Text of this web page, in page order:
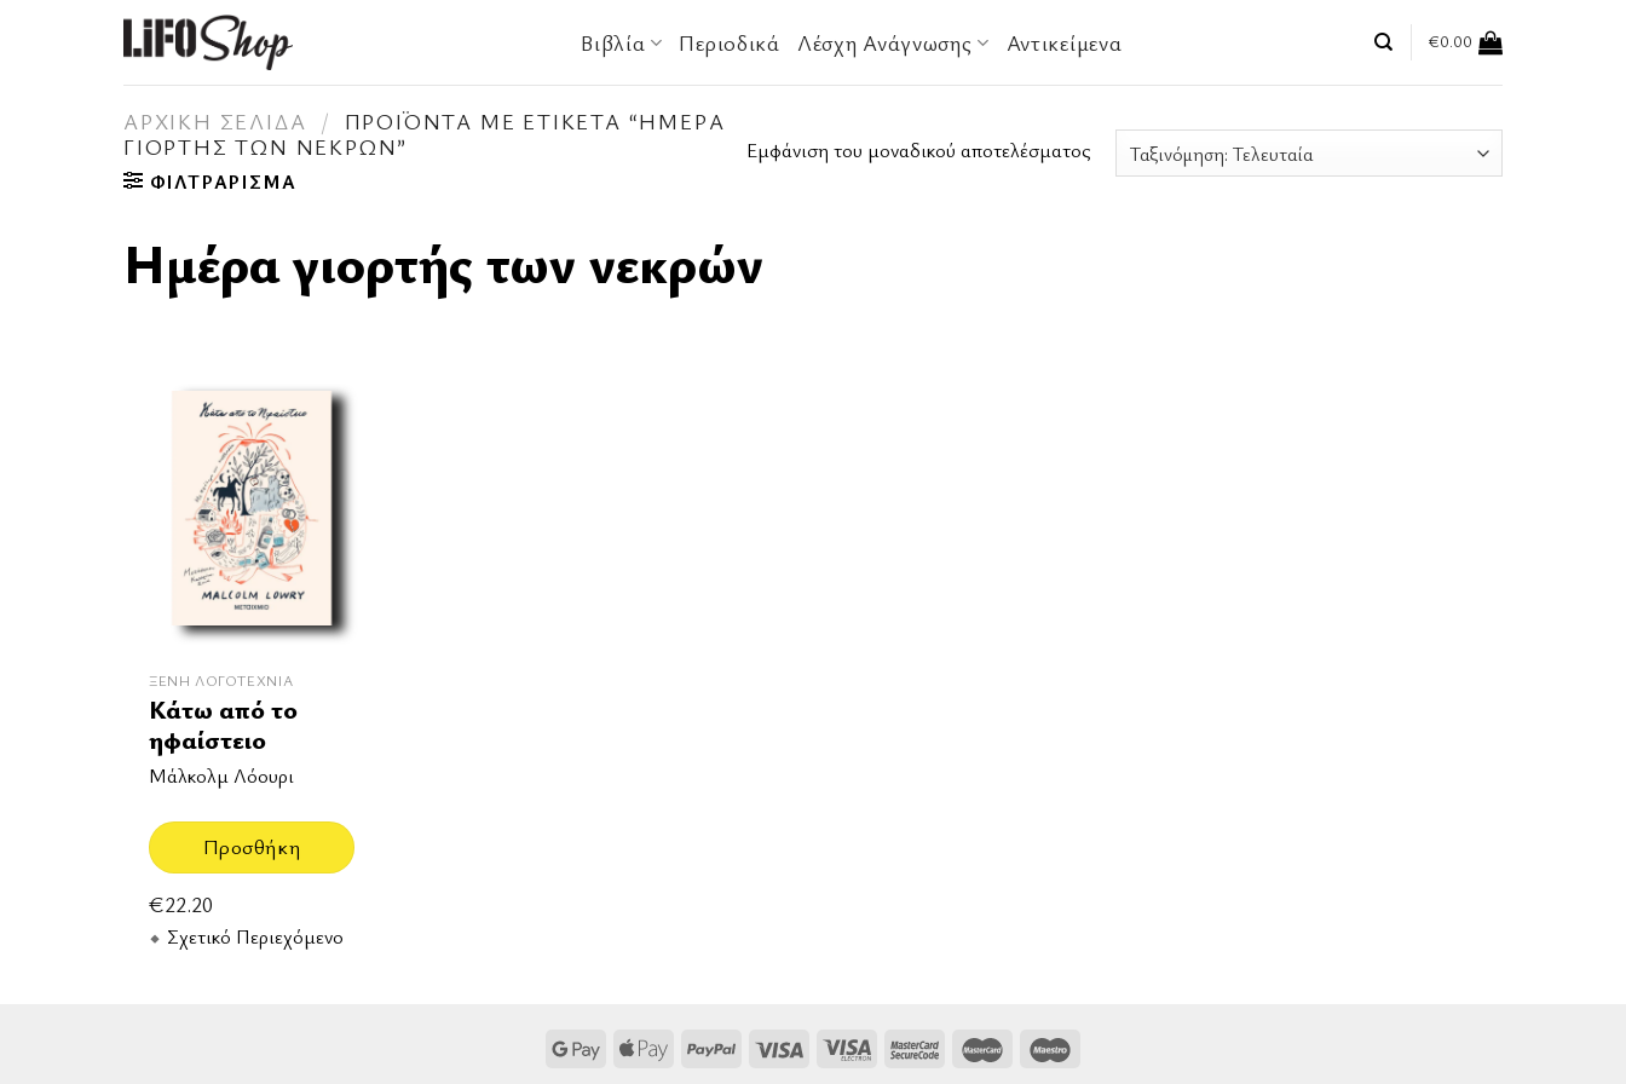
Βιβλία Περιοδικά Λέσχη Ανάγνωσης Αντικείμενα €0.00
ΑΡΧΙΚΉ ΣΕΛΊΔΑ /
ΠΡΟΪΌΝΤΑ ΜΕ ΕΤΙΚΈΤΑ “ΗΜΈΡΑ
ΓΙΟΡΤΉΣ ΤΩΝ ΝΕΚΡΏΝ”
ΦΙΛΤΡΆΡΙΣΜΑ
Εμφάνιση του μοναδικού αποτελέσματος
Ημέρα γιορτής των νεκρών
ΞΈΝΗ ΛΟΓΟΤΕΧΝΊΑ
Κάτω από το
ηφαίστειο
Μάλκολμ Λόουρι
Προσθήκη
€22.20
Σχετικό Περιεχόμενο